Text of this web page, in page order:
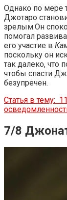
Однако по мере
Джотаро
зрелым.Он
помогал
его участие в
поскольку он
так далеко, что
чтобы спасти
безупречен.
Статья в тему:
7/8